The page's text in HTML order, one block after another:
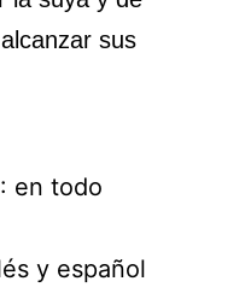
sus
en todo
y español